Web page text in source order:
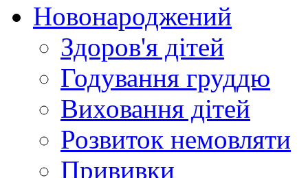
Новонароджений
Здоров'я дітей
Годування груддю
Виховання дітей
Розвиток немовляти
Прививки